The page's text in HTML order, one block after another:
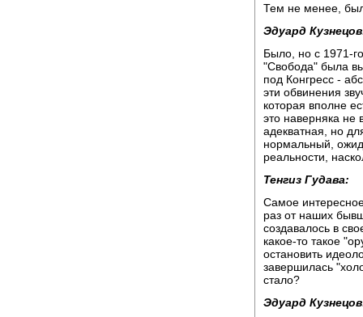
Тем не менее,
Эдуард
Было, но с 1971-
"Свобода" была
под Конгресс -
эти обвинения
которая вполне
это наверняка не
адекватная, но
нормальный,
реальности,
Тенгиз Гудава:
Самое
раз от наших
создавалось в
какое-то такое
остановить
завершилась
стало?
Эдуард